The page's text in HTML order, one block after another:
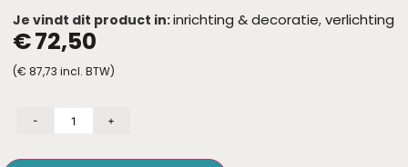
Je vindt dit product in:inrichting & decoratie, verlichting
€72,50
(€ 87,73 incl. BTW)
- +